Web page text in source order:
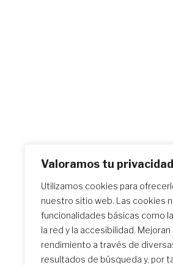
Valoramos tu privacidad
Utilizamos cookies para
nuestro sitio web. Las cookies
funcionalidades básicas como
la red y la accesibilidad. Mejoran
rendimiento a través de
resultados de búsqueda y, por